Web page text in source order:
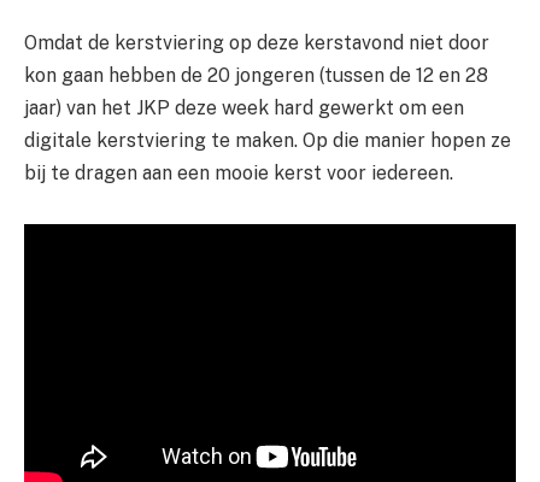
Omdat de kerstviering op deze kerstavond niet door
kon gaan hebben de 20 jongeren (tussen de 12 en 28
jaar) van het JKP deze week hard gewerkt om een
digitale kerstviering te maken. Op die manier hopen ze
bij te dragen aan een mooie kerst voor iedereen.